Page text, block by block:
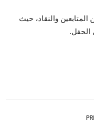
والنقاد، حيث
الحفل.